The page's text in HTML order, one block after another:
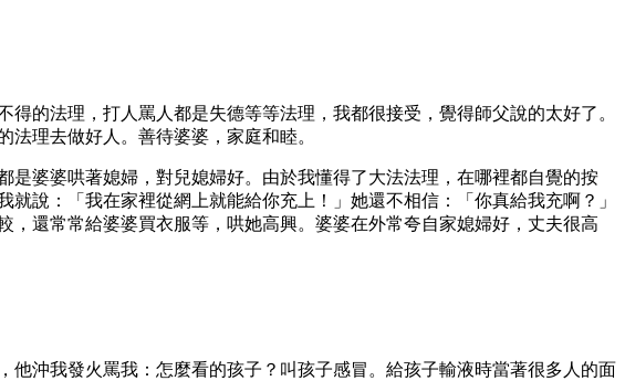
的法理，打人罵人都是失德等等法理，我都很接受，覺得師父說的太好了。
理去做好人。善待婆婆，家庭和睦。
婆婆哄著媳婦，對兒媳婦好。由於我懂得了大法法理，在哪裡都自覺的按
說：「我在家裡從網上就能給你充上！」她還不相信：「你真給我充啊？」
還常常給婆婆買衣服等，哄她高興。婆婆在外常夸自家媳婦好，丈夫很高
沖我發火罵我：怎麼看的孩子？叫孩子感冒。給孩子輸液時當著很多人的面